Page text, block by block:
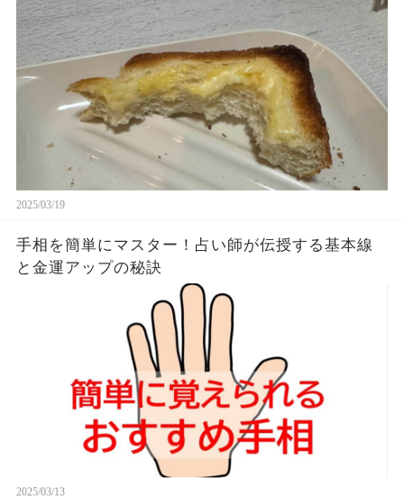
す。やっぱこんなんダメよね…
2025/03/19
手相を簡単にマスター！占い師が伝授する基本線
と金運アップの秘訣
2025/03/13